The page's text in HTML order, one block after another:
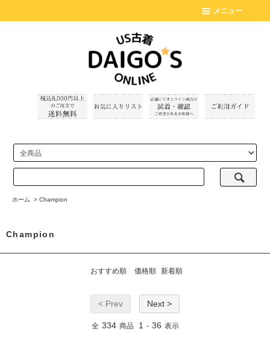
メニュー
ホーム > Champion
Champion
おすすめ順 価格順 新着順
< Prev Next >
全 334 商品 1 - 36 表示